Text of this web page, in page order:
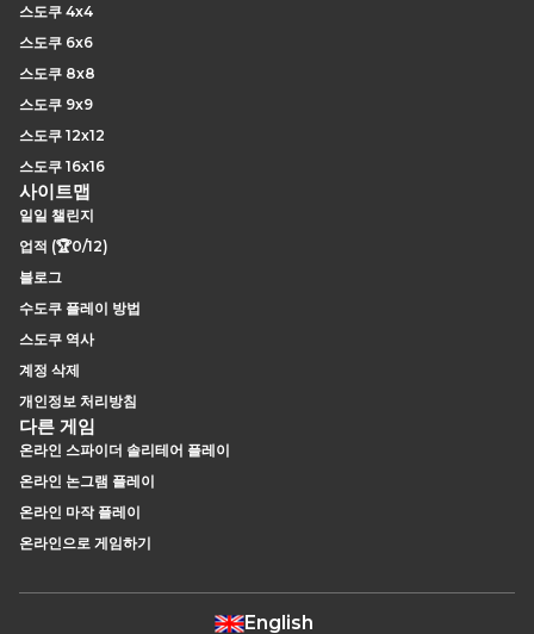
스도쿠 4x4
스도쿠 6x6
스도쿠 8x8
스도쿠 9x9
스도쿠 12x12
스도쿠 16x16
사이트맵
일일 챌린지
업적 (🏆0/12)
블로그
수도쿠 플레이 방법
스도쿠 역사
계정 삭제
개인정보 처리방침
다른 게임
온라인 스파이더 솔리테어 플레이
온라인 논그램 플레이
온라인 마작 플레이
온라인으로 게임하기
English